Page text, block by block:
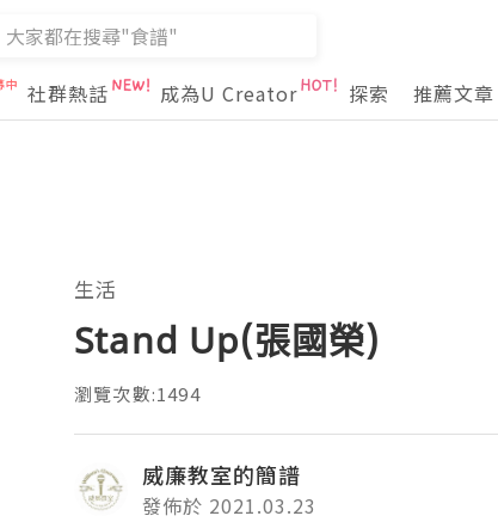
社群熱話 成為U Creator 探索 推薦文章
生活
Stand Up(張國榮)
瀏覽次數:1494
威廉教室的簡譜
發佈於 2021.03.23